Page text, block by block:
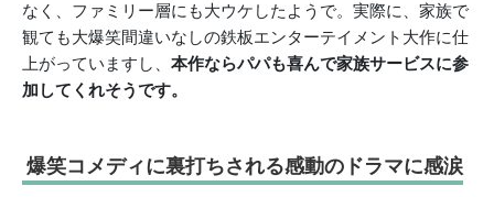
なく、ファミリー層にも大ウケしたようで。実際に、家族で
観ても大爆笑間違いなしの鉄板エンターテイメント大作に仕
上がっていますし、 本作ならパパも喜んで家族サービスに参
加してくれそうです。
爆笑コメディに裏打ちされる感動のドラマに感涙